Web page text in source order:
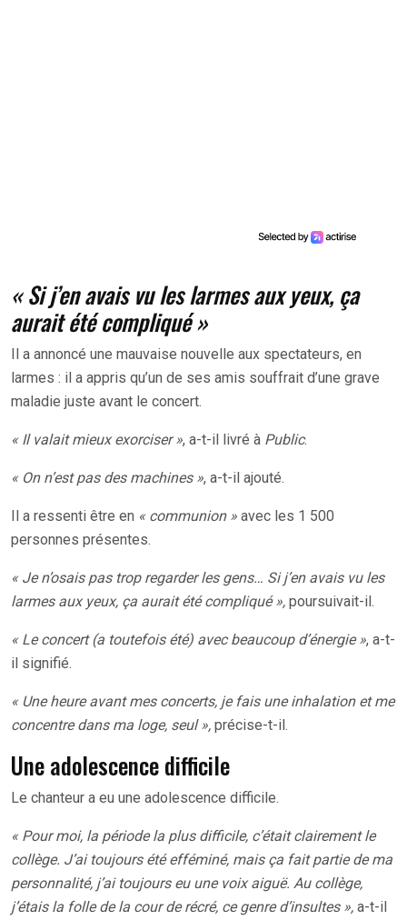
« Si j’en avais vu les larmes aux yeux, ça
aurait été compliqué »
Il a annoncé une mauvaise nouvelle aux spectateurs, en
larmes : il a appris qu’un de ses amis souffrait d’une grave
maladie juste avant le concert.
« Il valait mieux exorciser », a-t-il livré à Public.
« On n’est pas des machines », a-t-il ajouté.
Il a ressenti être en « communion » avec les 1 500
personnes présentes.
« Je n’osais pas trop regarder les gens… Si j’en avais vu les
larmes aux yeux, ça aurait été compliqué », poursuivait-il.
« Le concert (a toutefois été) avec beaucoup d’énergie », a-t-
il signifié.
« Une heure avant mes concerts, je fais une inhalation et me
concentre dans ma loge, seul », précise-t-il.
Une adolescence difficile
Le chanteur a eu une adolescence difficile.
« Pour moi, la période la plus difficile, c’était clairement le
collège. J’ai toujours été efféminé, mais ça fait partie de ma
personnalité, j’ai toujours eu une voix aiguë. Au collège,
j’étais la folle de la cour de récré, ce genre d’insultes », a-t-il